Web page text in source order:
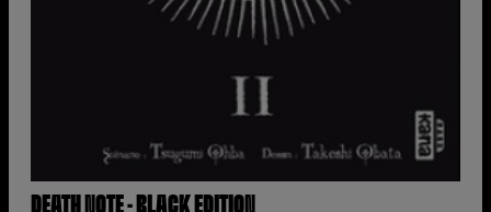
DEATH NOTE - BLACK EDITION